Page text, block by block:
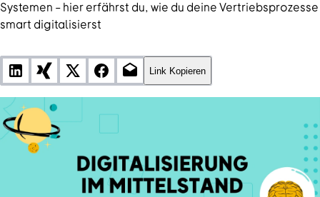
Systemen – hier erfährst du, wie du deine Vertriebsprozesse
smart digitalisierst
Link Kopieren